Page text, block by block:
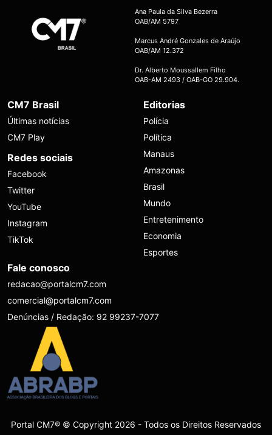
Ana Paula da Silva Bezerra
OAB/AM 5797
Marcus André Gonzales de Araújo
OAB/AM 12.372
Dr. Alberto Moussallem Filho
OAB-AM 2493 / OAB-GO 29.904.
CM7 Brasil
Últimas notícias
CM7 Play
Redes sociais
Facebook
Twitter
YouTube
Instagram
TikTok
Editorias
Polícia
Política
Manaus
Amazonas
Brasil
Mundo
Entretenimento
Economia
Esportes
Fale conosco
redacao@portalcm7.com
comercial@portalcm7.com
Denúncias / Redação: 92 99237-7077
Portal CM7® © Copyright 2026 - Todos os Direitos Reservados